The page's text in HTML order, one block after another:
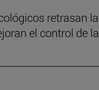
retrasan
el control de